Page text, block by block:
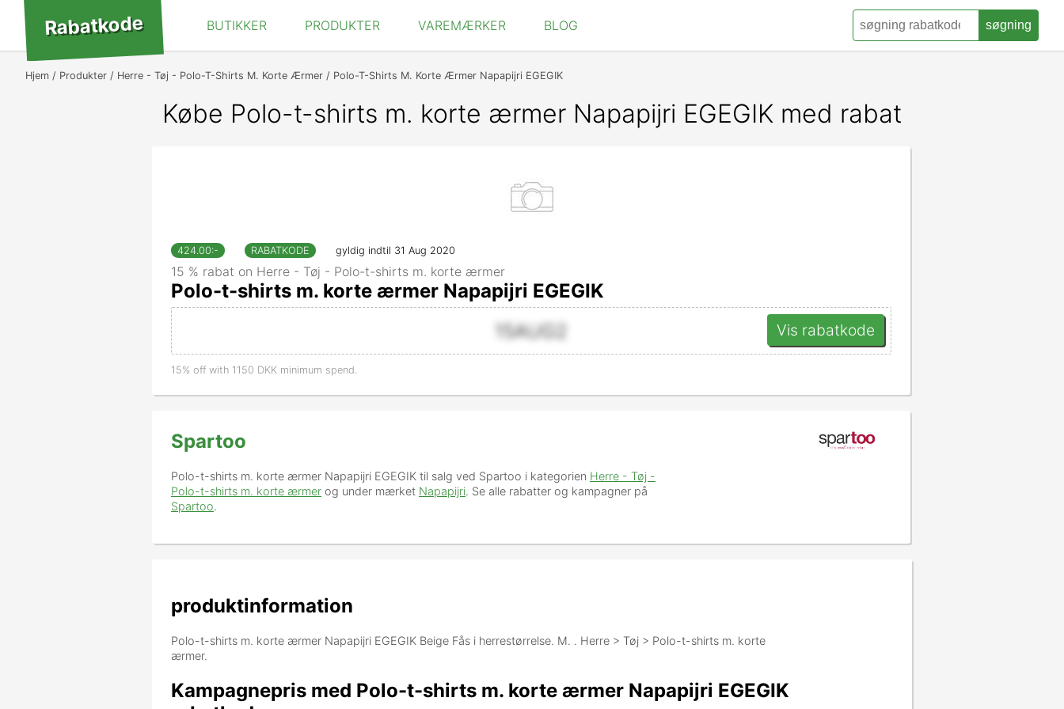
Rabatkode BUTIKKER PRODUKTER VAREMÆRKER BLOG søgning
Hjem Produkter Herre - Tøj - Polo-T-Shirts M. Korte Ærmer Polo-T-Shirts M. Korte Ærmer Napapijri EGEGIK
Købe Polo-t-shirts m. korte ærmer Napapijri EGEGIK med rabat
424.00:- RABATKODE gyldig indtil 31 Aug 2020
15 % rabat on Herre - Tøj - Polo-t-shirts m. korte ærmer
Polo-t-shirts m. korte ærmer Napapijri EGEGIK
15AUG2
Vis rabatkode
15% off with 1150 DKK minimum spend.
Spartoo
Polo-t-shirts m. korte ærmer Napapijri EGEGIK til salg ved Spartoo i kategorien Herre - Tøj -
Polo-t-shirts m. korte ærmer og under mærket Napapijri. Se alle rabatter og kampagner på
Spartoo.
produktinformation
Polo-t-shirts m. korte ærmer Napapijri EGEGIK Beige Fås i herrestørrelse. M. . Herre > Tøj > Polo-t-shirts m. korte
ærmer.
Kampagnepris med Polo-t-shirts m. korte ærmer Napapijri EGEGIK